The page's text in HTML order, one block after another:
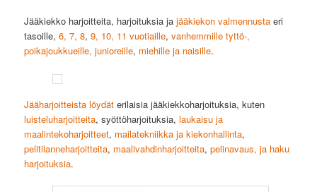
Jääkiekko harjoitteita, harjoituksia jajääkiekon valmennustaeri
tasoille,6, 7, 8,9, 10, 11 vuotiaille,vanhemmille tyttö-,
poikajoukkueille, junioreille, miehille ja naisille.
Jääharjoitteista löydäterilaisia jääkiekkoharjoituksia, kuten
luisteluharjoitteita, syöttöharjoituksia,laukaisu ja
maalintekoharjoitteet, mailatekniikka ja kiekonhallinta,
pelitilanneharjoitteita, maalivahdinharjoitteita,pelinavaus, ja haku
harjoituksia.